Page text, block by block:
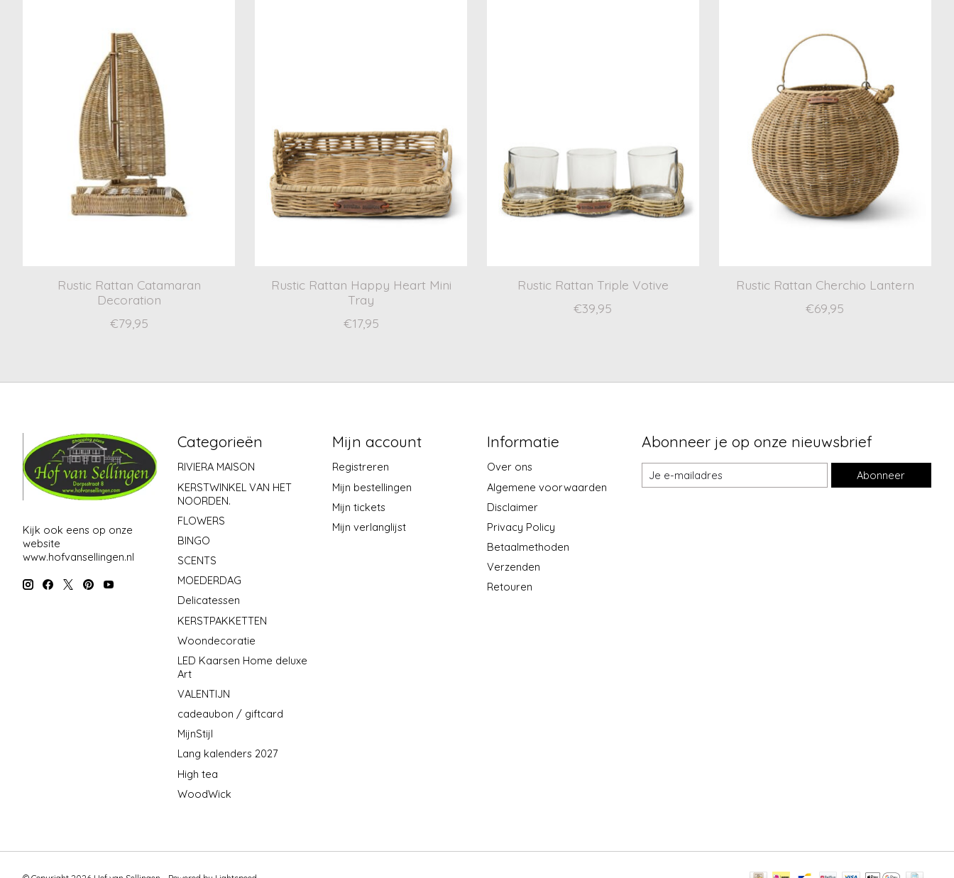
Rustic Rattan Catamaran
Decoration
€79,95
Rustic Rattan Happy Heart Mini
Tray
€17,95
Rustic Rattan Triple Votive
€39,95
Rustic Rattan Cherchio Lantern
€69,95
Kijk ook eens op onze
website
www.hofvansellingen.nl
Categorieën
RIVIERA MAISON
KERSTWINKEL VAN HET
NOORDEN.
FLOWERS
BINGO
SCENTS
MOEDERDAG
Delicatessen
KERSTPAKKETTEN
Woondecoratie
LED Kaarsen Home deluxe
Art
VALENTIJN
cadeaubon / giftcard
MijnStijl
Lang kalenders 2027
High tea
WoodWick
Mijn account
Registreren
Mijn bestellingen
Mijn tickets
Mijn verlanglijst
Informatie
Over ons
Algemene voorwaarden
Disclaimer
Privacy Policy
Betaalmethoden
Verzenden
Retouren
Abonneer je op onze nieuwsbrief
Abonneer